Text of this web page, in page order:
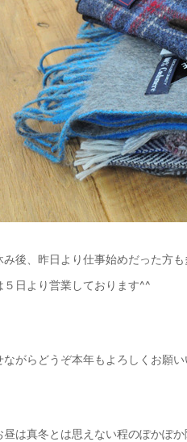
み後、昨日より仕事始めだった方
５日より営業しております^^
ながらどうぞ本年もよろしくお願
昼は真冬とは思えない程のぽかぽか